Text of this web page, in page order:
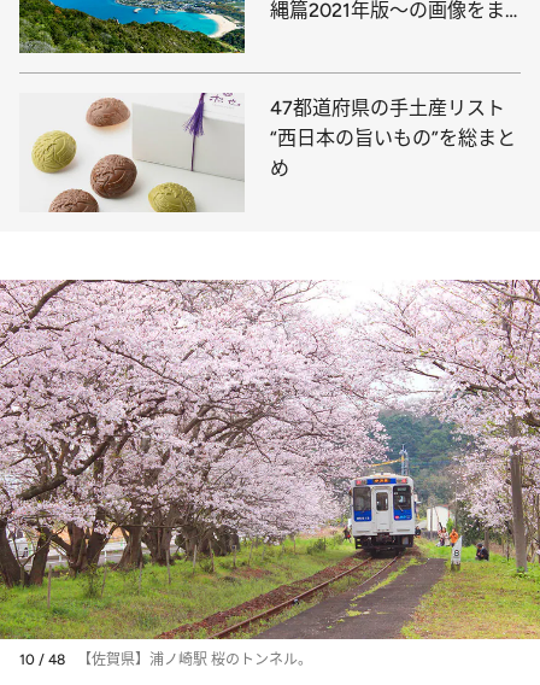
縄篇2021年版～の画像をま
47都道府県の手土産リスト
“西日本の旨いもの”を総まと
め
10 / 48 【佐賀県】浦ノ崎駅 桜のトンネル。